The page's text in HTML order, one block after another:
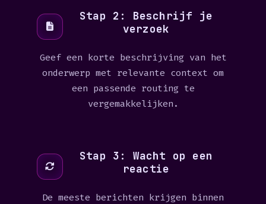
Stap 2: Beschrijf je
verzoek
Geef een korte beschrijving van het
onderwerp met relevante context om
een passende routing te
vergemakkelijken.
Stap 3: Wacht op een
reactie
De meeste berichten krijgen binnen